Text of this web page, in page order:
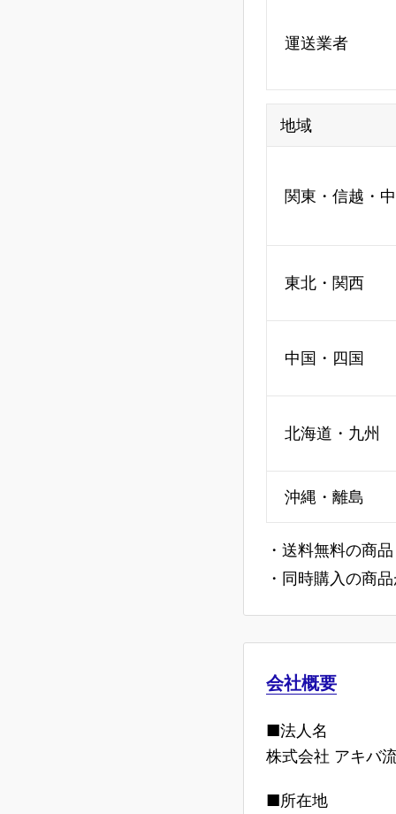
運送業者
地域
関東・信越・
東北・関西
中国・四国
北海道・九州
沖縄・離島
・送料無料の商
・同時購入の商
会社概要
■法人名
株式会社 アキバ
■所在地